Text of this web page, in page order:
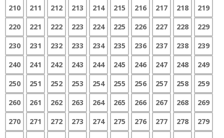
210
211 212 213 214 215 216 217 218
219
220
221 222 223 224 225 226 227 228
229
230
231 232 233 234 235 236 237 238
239
240
241 242 243 244 245 246 247 248
249
250
251 252 253 254 255 256 257 258
259
260
261 262 263 264 265 266 267 268
269
270
271 272 273 274 275 276 277 278
279